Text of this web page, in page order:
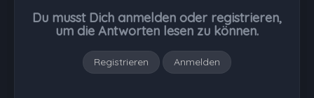
Du musst Dich anmelden oder registrieren,
um die Antworten lesen zu können.
Registrieren Anmelden